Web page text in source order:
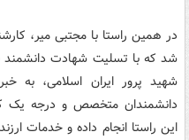
در همین راستا با مجتبی میر،
شد که با تسلیت شهادت
شهید پرور ایران اسلامی، به
دانشمندان متخصص و درجه یک
این راستا انجام داده و خدمات